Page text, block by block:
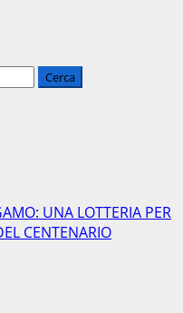
UNA LOTTERIA PER
CENTENARIO